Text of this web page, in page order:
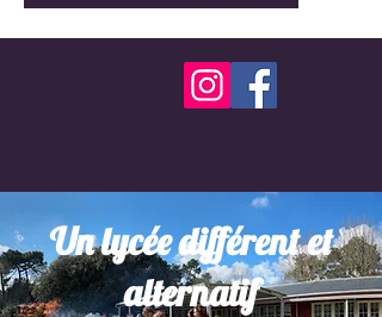
Un lycée différent et
alternatif